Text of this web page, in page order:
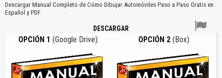
Descargar Manual Completo de Cómo Dibujar Automóviles Paso a Paso Gratis en
Español y PDF
DESCARGAR
OPCIÓN 1 (Google Drive) OPCIÓN 2(Box)